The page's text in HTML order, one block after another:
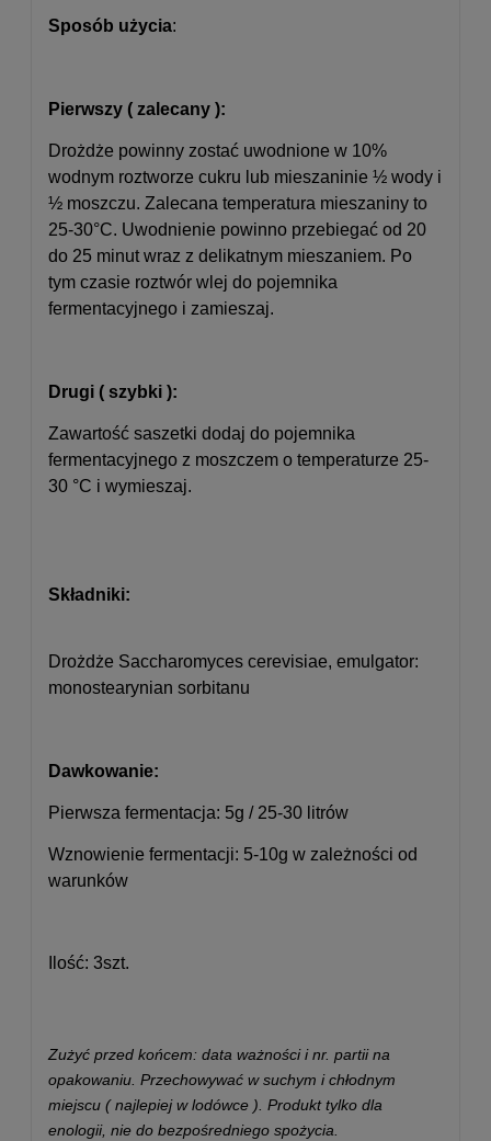
Sposób użycia:
Pierwszy ( zalecany ):
Drożdże powinny zostać uwodnione w 10%
wodnym roztworze cukru lub mieszaninie ½ wody i
½ moszczu. Zalecana temperatura mieszaniny to
25-30°C. Uwodnienie powinno przebiegać od 20
do 25 minut wraz z delikatnym mieszaniem. Po
tym czasie roztwór wlej do pojemnika
fermentacyjnego i zamieszaj.
Drugi ( szybki ):
Zawartość saszetki dodaj do pojemnika
fermentacyjnego z moszczem o temperaturze 25-
30 °C i wymieszaj.
Składniki:
Drożdże Saccharomyces cerevisiae, emulgator:
monostearynian sorbitanu
Dawkowanie:
Pierwsza fermentacja: 5g / 25-30 litrów
Wznowienie fermentacji: 5-10g w zależności od
warunków
Ilość: 3szt.
Zużyć przed końcem: data ważności i nr. partii na
opakowaniu. Przechowywać w suchym i chłodnym
miejscu ( najlepiej w lodówce ). Produkt tylko dla
enologii, nie do bezpośredniego spożycia.